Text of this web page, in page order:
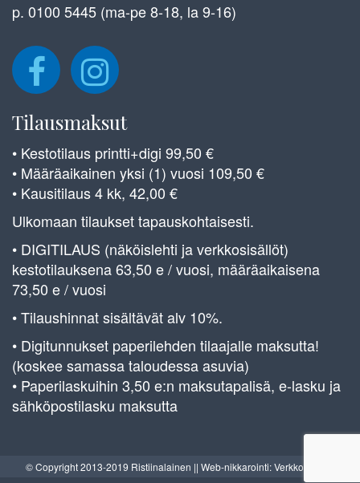
p. 0100 5445 (ma-pe 8-18, la 9-16)
Tilausmaksut
• Kestotilaus printti+digi 99,50 €
• Määräaikainen yksi (1) vuosi 109,50 €
• Kausitilaus 4 kk, 42,00 €
Ulkomaan tilaukset tapauskohtaisesti.
• DIGITILAUS (näköislehti ja verkkosisällöt)
kestotilauksena 63,50 e / vuosi, määräaikaisena
73,50 e / vuosi
• Tilaushinnat sisältävät alv 10%.
• Digitunnukset paperilehden tilaajalle maksutta!
(koskee samassa taloudessa asuvia)
• Paperilaskuihin 3,50 e:n maksutapalisä, e-lasku ja
sähköpostilasku maksutta
© Copyright 2013-2019 Ristiinalainen || Web-nikkarointi: Verkkoverstas